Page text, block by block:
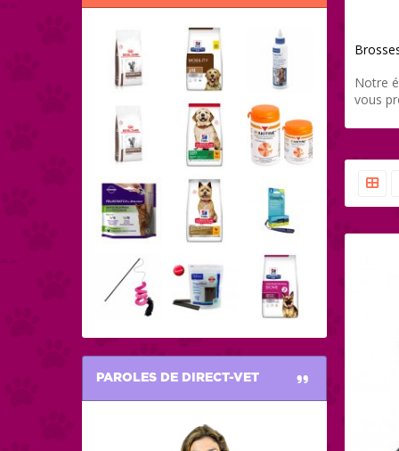
PAROLES DE DIRECT-VET
grâce
Notre
vous
qualité
chez